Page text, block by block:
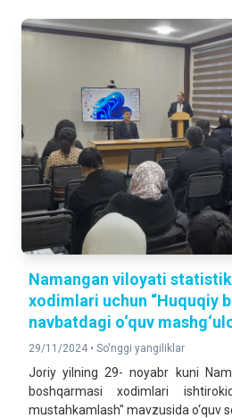
Namangan viloyati
xodimlari uchun “Huquqiy
navbatdagi o‘quv
29/11/2024 • So'nggi yangiliklar
Joriy yilning 29- noyabr kuni
boshqarmasi xodimlari
mustahkamlash" mavzusida o‘quv